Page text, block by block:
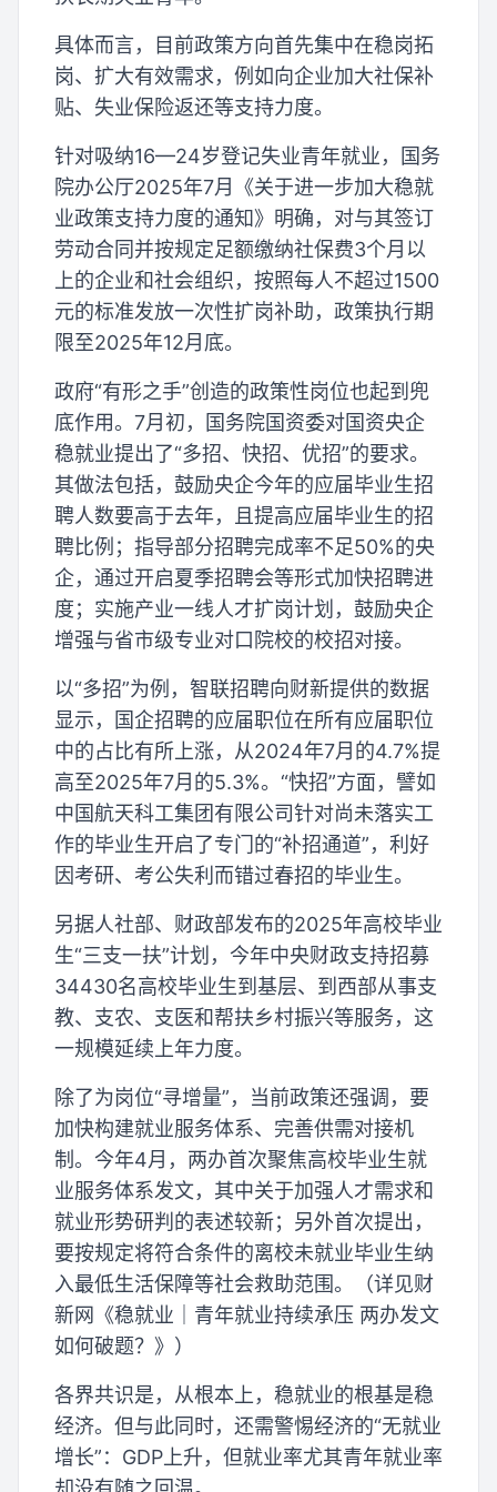
具体而言，目前政策方向首先集中在稳岗拓
岗、扩大有效需求，例如向企业加大社保补
贴、失业保险返还等支持力度。
针对吸纳16—24岁登记失业青年就业，国务
院办公厅2025年7月《关于进一步加大稳就
业政策支持力度的通知》明确，对与其签订
劳动合同并按规定足额缴纳社保费3个月以
上的企业和社会组织，按照每人不超过1500
元的标准发放一次性扩岗补助，政策执行期
限至2025年12月底。
政府“有形之手”创造的政策性岗位也起到兜
底作用。7月初，国务院国资委对国资央企
稳就业提出了“多招、快招、优招”的要求。
其做法包括，鼓励央企今年的应届毕业生招
聘人数要高于去年，且提高应届毕业生的招
聘比例；指导部分招聘完成率不足50%的央
企，通过开启夏季招聘会等形式加快招聘进
度；实施产业一线人才扩岗计划，鼓励央企
增强与省市级专业对口院校的校招对接。
以“多招”为例，智联招聘向财新提供的数据
显示，国企招聘的应届职位在所有应届职位
中的占比有所上涨，从2024年7月的4.7%提
高至2025年7月的5.3%。“快招”方面，譬如
中国航天科工集团有限公司针对尚未落实工
作的毕业生开启了专门的“补招通道”，利好
因考研、考公失利而错过春招的毕业生。
另据人社部、财政部发布的2025年高校毕业
生“三支一扶”计划，今年中央财政支持招募
34430名高校毕业生到基层、到西部从事支
教、支农、支医和帮扶乡村振兴等服务，这
一规模延续上年力度。
除了为岗位“寻增量”，当前政策还强调，要
加快构建就业服务体系、完善供需对接机
制。今年4月，两办首次聚焦高校毕业生就
业服务体系发文，其中关于加强人才需求和
就业形势研判的表述较新；另外首次提出，
要按规定将符合条件的离校未就业毕业生纳
入最低生活保障等社会救助范围。（详见财
新网《稳就业｜青年就业持续承压 两办发文
如何破题？》）
各界共识是，从根本上，稳就业的根基是稳
经济。但与此同时，还需警惕经济的“无就业
增长”：GDP上升，但就业率尤其青年就业率